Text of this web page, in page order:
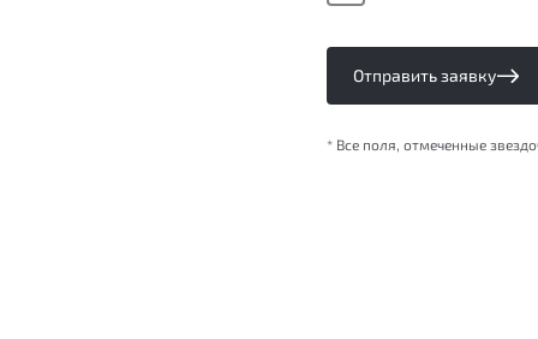
Отправить заявку
* Все поля, отмеченные